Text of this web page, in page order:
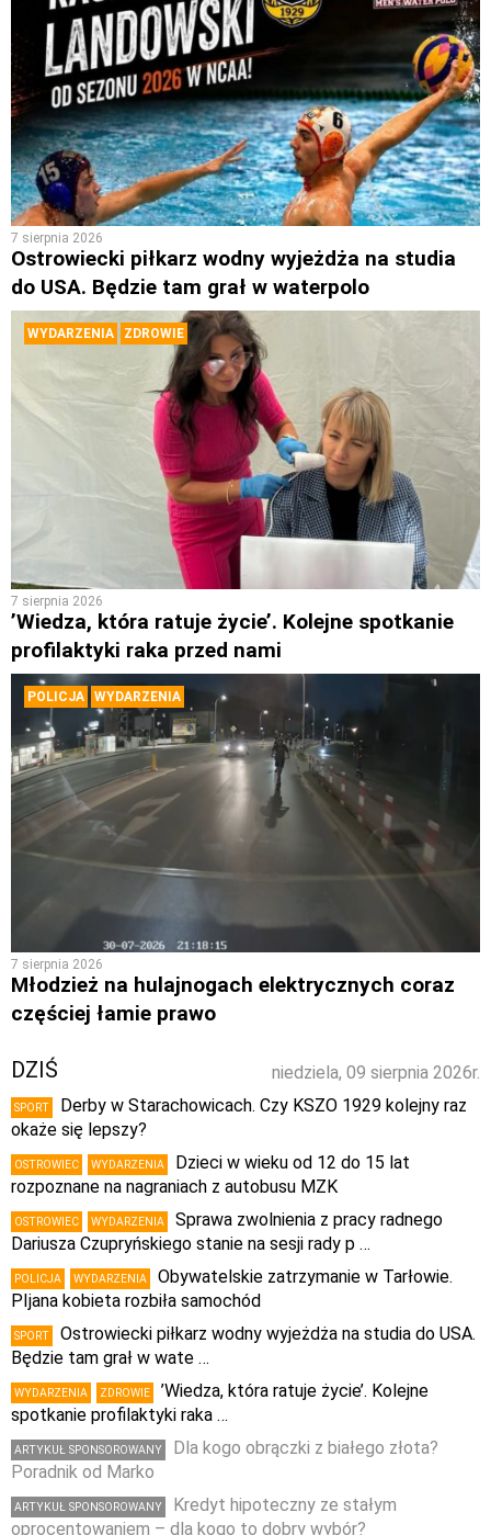
7 sierpnia 2026
Ostrowiecki piłkarz wodny wyjeżdża na studia
do USA. Będzie tam grał w waterpolo
WYDARZENIA ZDROWIE
7 sierpnia 2026
’Wiedza, która ratuje życie’. Kolejne spotkanie
profilaktyki raka przed nami
POLICJA WYDARZENIA
7 sierpnia 2026
Młodzież na hulajnogach elektrycznych coraz
częściej łamie prawo
niedziela, 09 sierpnia 2026r.
DZIŚ
SPORT
Derby w Starachowicach. Czy KSZO 1929 kolejny raz
okaże się lepszy?
OSTROWIEC WYDARZENIA
Dzieci w wieku od 12 do 15 lat
rozpoznane na nagraniach z autobusu MZK
OSTROWIEC WYDARZENIA
Sprawa zwolnienia z pracy radnego
Dariusza Czupryńskiego stanie na sesji rady p …
POLICJA WYDARZENIA
Obywatelskie zatrzymanie w Tarłowie.
PIjana kobieta rozbiła samochód
SPORT
Ostrowiecki piłkarz wodny wyjeżdża na studia do USA.
Będzie tam grał w wate …
WYDARZENIA ZDROWIE
’Wiedza, która ratuje życie’. Kolejne
spotkanie profilaktyki raka …
ARTYKUŁ SPONSOROWANY
Dla kogo obrączki z białego złota?
Poradnik od Marko
ARTYKUŁ SPONSOROWANY
Kredyt hipoteczny ze stałym
oprocentowaniem – dla kogo to dobry wybór?